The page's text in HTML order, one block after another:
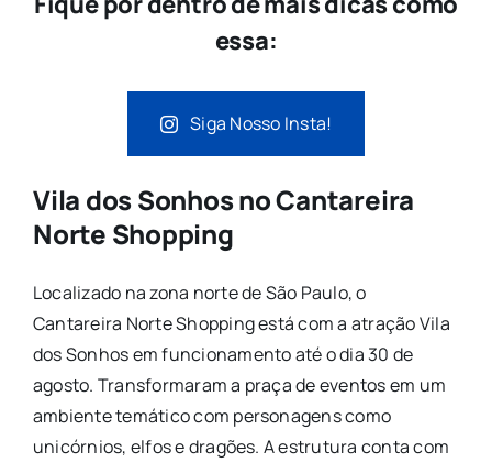
essa:
Siga Nosso Insta!
Vila dos Sonhos no Cantareira
Norte Shopping
Localizado na zona norte de São Paulo, o
Cantareira Norte Shopping está com a atração Vila
dos Sonhos em funcionamento até o dia 30 de
agosto. Transformaram a praça de eventos em um
ambiente temático com personagens como
unicórnios, elfos e dragões. A estrutura conta com